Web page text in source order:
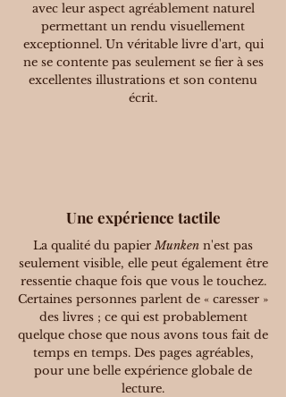
avec leur aspect agréablement naturel
permettant un rendu visuellement
exceptionnel. Un véritable livre d'art, qui
ne se contente pas seulement se fier à ses
excellentes illustrations et son contenu
écrit.
Une expérience tactile
La qualité du papierMunken n'est pas
seulement visible, elle peut également être
ressentie chaque fois que vous le touchez.
Certaines personnes parlent de « caresser »
des livres ; ce qui est probablement
quelque chose que nous avons tous fait de
temps en temps. Des pages agréables,
pour une belle expérience globale de
lecture.